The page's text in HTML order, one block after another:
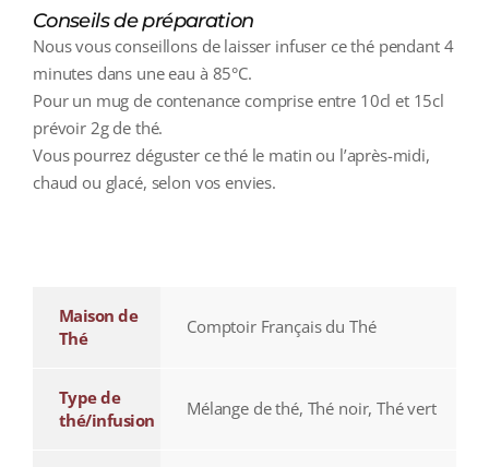
Conseils de préparation
Nous vous conseillons de laisser infuser ce thé pendant 4
minutes dans une eau à 85°C.
Pour un mug de contenance comprise entre 10cl et 15cl
prévoir 2g de thé.
Vous pourrez déguster ce thé le matin ou l’après-midi,
chaud ou glacé, selon vos envies.
Maison de
Thé
Comptoir Français du Thé
Type de
thé/infusion
Mélange de thé, Thé noir, Thé vert